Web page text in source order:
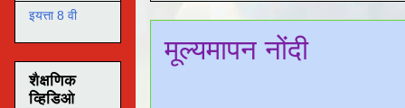
मूल्यमापन नोंदी
इयत्ता 8 वी
शैक्षणिक
व्हिडिओ